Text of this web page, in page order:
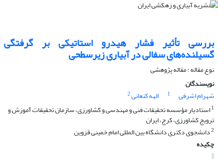
بررسی تأثیر فشار هیدرو استاتیکی بر گرفتگی
گسیلنده‌های سفالی در آبیاری زیرسطحی
نوع مقاله : مقاله پژوهشی
نویسندگان
شهرام اشرفی
1 الهه کنعانی2
1استادیار مؤسسه تحقیقات فنی و مهندسی و کشاورزی، سازمان تحقیقات آموزش و
ترویج کشاورزی، کرج، ایران
2دانشجوی دکتری دانشگاه بین المللی امام خمینی قزوین
چکیده